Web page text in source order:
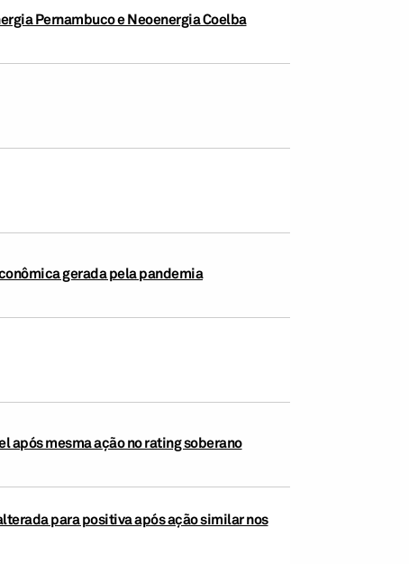
Pernambuco e Neoenergia Coelba
gerada pela pandemia
após mesma ação no rating soberano
para positiva após ação similar nos